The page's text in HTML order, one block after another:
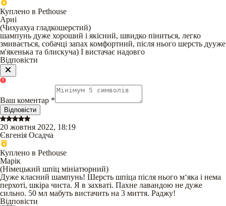
Куплено в Pethouse
Арні
(Чихуахуа гладкошерстий)
шампунь дуже хороший і якісний, швидко піниться, легко
змивається, собачці запах комфортний, після нього шерсть дууже
м'якенька та блискуча) І вистачає надовго
Відповісти
Ваш коментар *
Відповісти
20 жовтня 2022, 18:19
Євгенія Осадча
Куплено в Pethouse
Марік
(Німецький шпіц мініатюрний)
Дуже класний шампунь! Шерсть шпіца після нього м‘яка і нема
перхоті, шкіра чиста. Я в захваті. Пахне лавандою не дуже
сильно. 50 мл мабуть вистачить на 3 миття. Раджу!
Відповісти